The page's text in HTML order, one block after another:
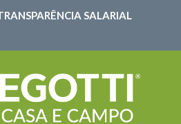
SALARIAL